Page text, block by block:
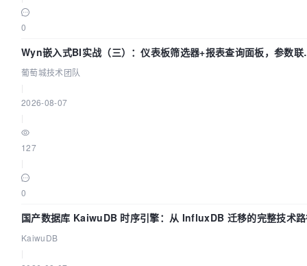
0
Wyn嵌入式BI实战（三）：仪表板筛选器+报表查询面板，参数联
全闭环
葡萄城技术团队
2026-08-07
127
0
国产数据库 KaiwuDB 时序引擎：从 InfluxDB 迁移的完整技术
KaiwuDB